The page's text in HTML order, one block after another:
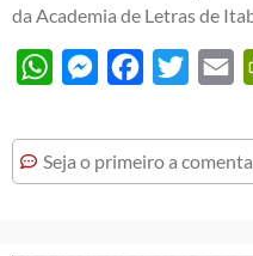
da Academia de Letras de
WhatsAppMessengerFacebook
Twitter
Seja o primeiro a